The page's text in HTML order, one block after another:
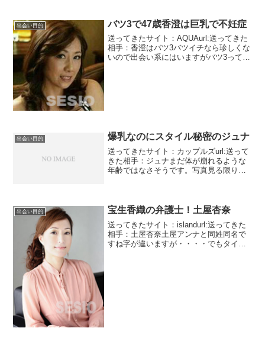
出会い目的 バツ3で47歳香澄は巨乳で不妊症
送ってきたサイト：AQUAurl:送ってきた
相手：香澄はバツ3バツイチなら珍しくな
いので出会い系にはいますがバツ3って普
出会い目的 爆乳なのにスタイル秘密のジュナ
送ってきたサイト：カップルズurl:送って
きた相手：ジュナまだ体が崩れるような
年齢ではなさそうです。写真見る限りは
せん。出会い系初挑...
出会い目的 宝生香織の弁護士！土屋杏奈
送ってきたサイト：islandurl:送ってきた
相手：土屋杏奈土屋アンナと同姓同名で
すね字が違いますが・・・・でもタイプ